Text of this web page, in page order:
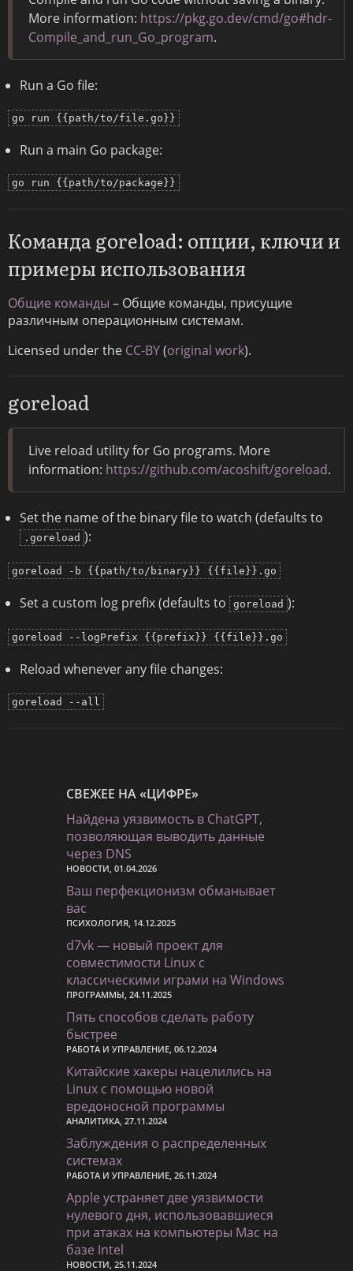
More information: https://pkg.go.dev/cmd/go#hdr-
Compile_and_run_Go_program.
Run a Go file:
go run {{path/to/file.go}}
Run a main Go package:
go run {{path/to/package}}
Команда goreload: опции, ключи и
примеры использования
Общие команды – Общие команды, присущие
различным операционным системам.
Licensed under the CC-BY(original work).
goreload
Live reload utility for Go programs. More
information: https://github.com/acoshift/goreload.
Set the name of the binary file to watch (defaults to
.goreload ):
goreload -b {{path/to/binary}} {{file}}.go
Set a custom log prefix (defaults to goreload ):
goreload --logPrefix {{prefix}} {{file}}.go
Reload whenever any file changes:
goreload --all
СВЕЖЕЕ НА «ЦИФРЕ»
Найдена уязвимость в ChatGPT,
позволяющая выводить данные
через DNS
НОВОСТИ, 01.04.2026
Ваш перфекционизм обманывает
вас
ПСИХОЛОГИЯ, 14.12.2025
d7vk — новый проект для
совместимости Linux с
классическими играми на Windows
ПРОГРАММЫ, 24.11.2025
Пять способов сделать работу
быстрее
РАБОТА И УПРАВЛЕНИЕ, 06.12.2024
Китайские хакеры нацелились на
Linux с помощью новой
вредоносной программы
АНАЛИТИКА, 27.11.2024
Заблуждения о распределенных
системах
РАБОТА И УПРАВЛЕНИЕ, 26.11.2024
Apple устраняет две уязвимости
нулевого дня, использовавшиеся
при атаках на компьютеры Mac на
базе Intel
НОВОСТИ, 25.11.2024